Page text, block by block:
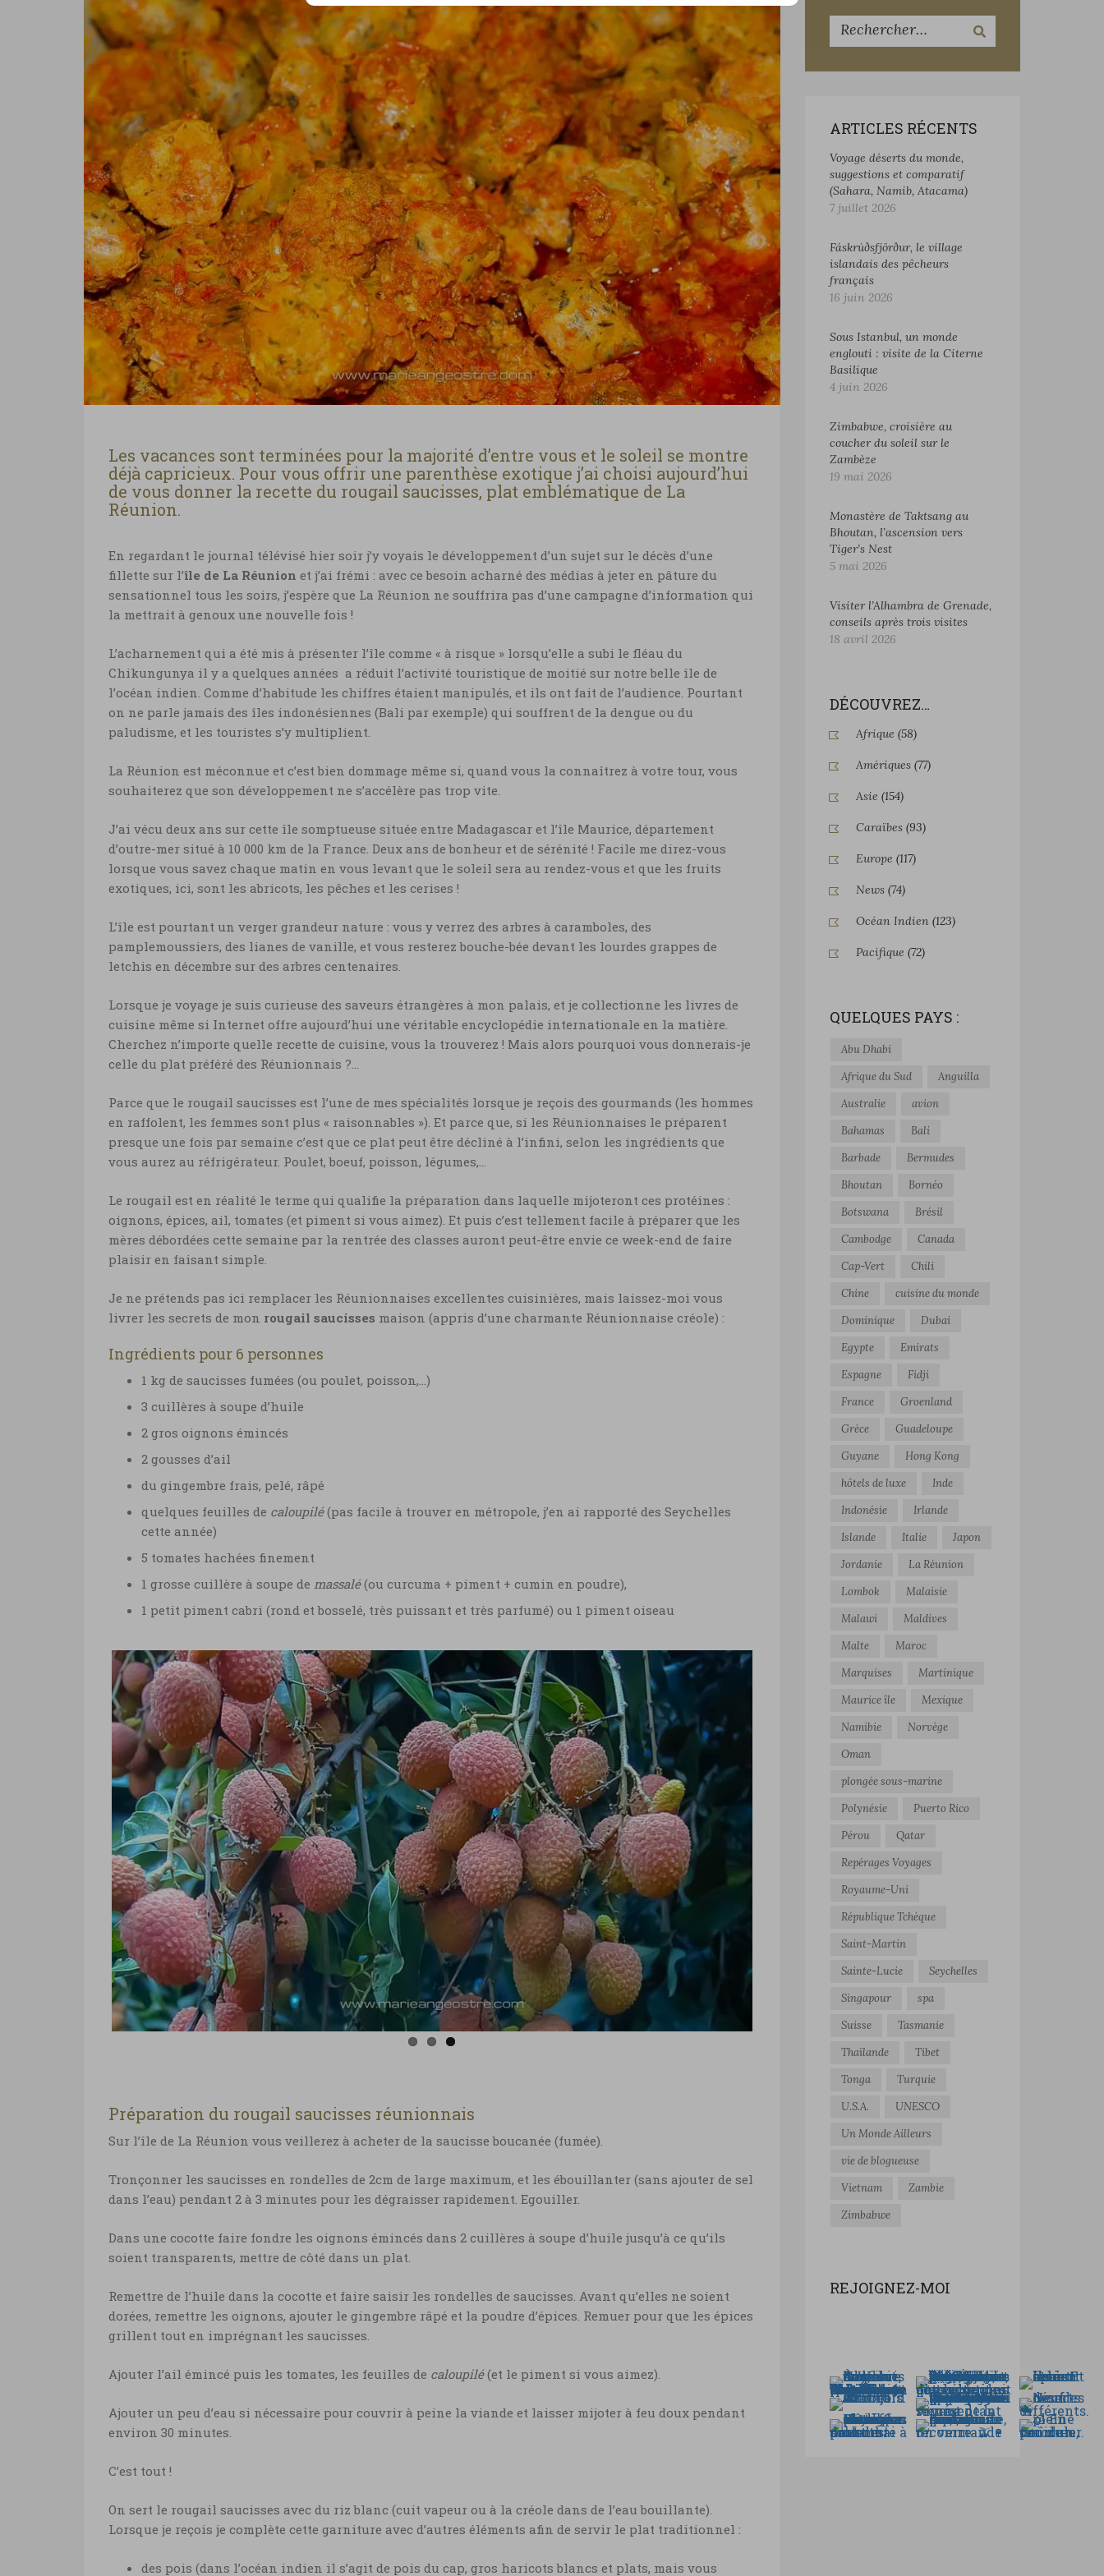
Les vacances sont terminées pour la majorité d’entre vous et le soleil se montre
déjà capricieux. Pour vous offrir une parenthèse exotique j’ai choisi aujourd’hui
de vous donner la recette du rougail saucisses, plat emblématique de La
Réunion.
En regardant le journal télévisé hier soir j’y voyais le développement d’un sujet sur le décès d’une
fillette sur l’île de La Réunion et j’ai frémi : avec ce besoin acharné des médias à jeter en pâture du
sensationnel tous les soirs, j’espère que La Réunion ne souffrira pas d’une campagne d’information qui
la mettrait à genoux une nouvelle fois !
L’acharnement qui a été mis à présenter l’île comme « à risque » lorsqu’elle a subi le fléau du
Chikungunya il y a quelques années a réduit l’activité touristique de moitié sur notre belle île de
l’océan indien. Comme d’habitude les chiffres étaient manipulés, et ils ont fait de l’audience. Pourtant
on ne parle jamais des îles indonésiennes (Bali par exemple) qui souffrent de la dengue ou du
paludisme, et les touristes s’y multiplient.
La Réunion est méconnue et c’est bien dommage même si, quand vous la connaîtrez à votre tour, vous
souhaiterez que son développement ne s’accélère pas trop vite.
J’ai vécu deux ans sur cette île somptueuse située entre Madagascar et l’île Maurice, département
d’outre-mer situé à 10 000 km de la France. Deux ans de bonheur et de sérénité ! Facile me direz-vous
lorsque vous savez chaque matin en vous levant que le soleil sera au rendez-vous et que les fruits
exotiques, ici, sont les abricots, les pêches et les cerises !
L’île est pourtant un verger grandeur nature : vous y verrez des arbres à caramboles, des
pamplemoussiers, des lianes de vanille, et vous resterez bouche-bée devant les lourdes grappes de
letchis en décembre sur des arbres centenaires.
Lorsque je voyage je suis curieuse des saveurs étrangères à mon palais, et je collectionne les livres de
cuisine même si Internet offre aujourd’hui une véritable encyclopédie internationale en la matière.
Cherchez n’importe quelle recette de cuisine, vous la trouverez ! Mais alors pourquoi vous donnerais-je
celle du plat préféré des Réunionnais ?…
Parce que le rougail saucisses est l’une de mes spécialités lorsque je reçois des gourmands (les hommes
en raffolent, les femmes sont plus « raisonnables »). Et parce que, si les Réunionnaises le préparent
presque une fois par semaine c’est que ce plat peut être décliné à l’infini, selon les ingrédients que
vous aurez au réfrigérateur. Poulet, boeuf, poisson, légumes,…
Le rougail est en réalité le terme qui qualifie la préparation dans laquelle mijoteront ces protéines :
oignons, épices, ail, tomates (et piment si vous aimez). Et puis c’est tellement facile à préparer que les
mères débordées cette semaine par la rentrée des classes auront peut-être envie ce week-end de faire
plaisir en faisant simple.
Je ne prétends pas ici remplacer les Réunionnaises excellentes cuisinières, mais laissez-moi vous
livrer les secrets de mon rougail saucisses maison (appris d’une charmante Réunionnaise créole) :
Ingrédients pour 6 personnes
1 kg de saucisses fumées (ou poulet, poisson,…)
3 cuillères à soupe d’huile
2 gros oignons émincés
2 gousses d’ail
du gingembre frais, pelé, râpé
quelques feuilles de caloupilé(pas facile à trouver en métropole, j’en ai rapporté des Seychelles
cette année)
5 tomates hachées finement
1 grosse cuillère à soupe de massalé(ou curcuma + piment + cumin en poudre),
1 petit piment cabri (rond et bosselé, très puissant et très parfumé) ou 1 piment oiseau
Préparation du rougail saucisses réunionnais
Sur l’île de La Réunion vous veillerez à acheter de la saucisse boucanée (fumée).
Tronçonner les saucisses en rondelles de 2cm de large maximum, et les ébouillanter (sans ajouter de sel
dans l’eau) pendant 2 à 3 minutes pour les dégraisser rapidement. Egouiller.
Dans une cocotte faire fondre les oignons émincés dans 2 cuillères à soupe d’huile jusqu’à ce qu’ils
soient transparents, mettre de côté dans un plat.
Remettre de l’huile dans la cocotte et faire saisir les rondelles de saucisses. Avant qu’elles ne soient
dorées, remettre les oignons, ajouter le gingembre râpé et la poudre d’épices. Remuer pour que les épices
grillent tout en imprégnant les saucisses.
Ajouter l’ail émincé puis les tomates, les feuilles de caloupilé(et le piment si vous aimez).
Ajouter un peu d’eau si nécessaire pour couvrir à peine la viande et laisser mijoter à feu doux pendant
environ 30 minutes.
C’est tout !
On sert le rougail saucisses avec du riz blanc (cuit vapeur ou à la créole dans de l’eau bouillante).
Lorsque je reçois je complète cette garniture avec d’autres éléments afin de servir le plat traditionnel :
des pois (dans l’océan indien il s’agit de pois du cap, gros haricots blancs et plats, mais vous
ARTICLES RÉCENTS
Voyage déserts du monde,
suggestions et comparatif
(Sahara, Namib, Atacama)
7 juillet 2026
Fáskrúðsfjörður, le village
islandais des pêcheurs
français
16 juin 2026
Sous Istanbul, un monde
englouti : visite de la Citerne
Basilique
4 juin 2026
Zimbabwe, croisière au
coucher du soleil sur le
Zambèze
19 mai 2026
Monastère de Taktsang au
Bhoutan, l’ascension vers
Tiger’s Nest
5 mai 2026
Visiter l’Alhambra de Grenade,
conseils après trois visites
18 avril 2026
DÉCOUVREZ…
Afrique (58)
Amériques(77)
Asie (154)
Caraïbes(93)
Europe (117)
News(74)
Océan Indien(123)
Pacifique (72)
QUELQUES PAYS :
Abu Dhabi
Afrique du Sud
Anguilla
Australie
avion
Bahamas
Bali
Barbade
Bermudes
Bhoutan
Bornéo
Botswana
Brésil
Cambodge
Canada
Cap-Vert
Chili
Chine
cuisine du monde
Dominique
Dubai
Egypte
Emirats
Espagne
Fidji
France
Groenland
Grèce
Guadeloupe
Guyane
Hong Kong
hôtels de luxe
Inde
Indonésie
Irlande
Islande
Italie
Japon
Jordanie
La Réunion
Lombok
Malaisie
Malawi
Maldives
Malte
Maroc
Marquises
Martinique
Maurice île
Mexique
Namibie
Norvège
Oman
plongée sous-marine
Polynésie
Puerto Rico
Pérou
Qatar
Repérages Voyages
Royaume-Uni
République Tchèque
Saint-Martin
Sainte-Lucie
Seychelles
Singapour
spa
Suisse
Tasmanie
Thaïlande
Tibet
Tonga
Turquie
U.S.A.
UNESCO
Un Monde Ailleurs
vie de blogueuse
Vietnam
Zambie
Zimbabwe
REJOIGNEZ-MOI